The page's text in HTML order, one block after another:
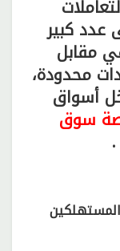
عدد كبير
مقابل
محدودة،
أسواق
سوق